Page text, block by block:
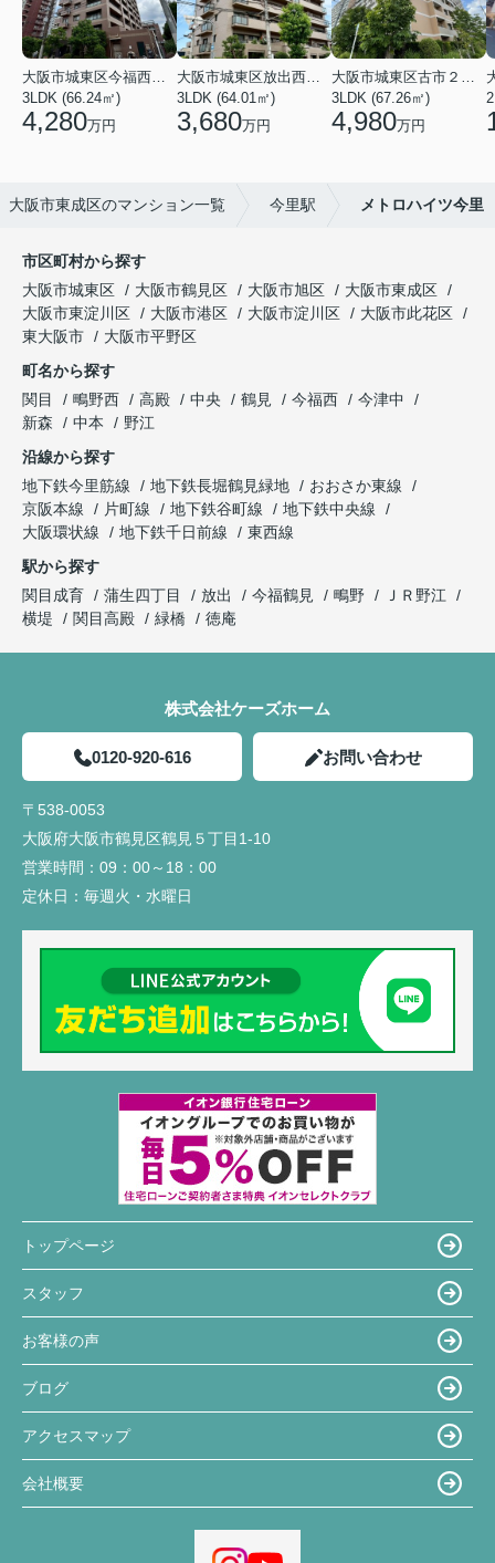
大阪市城東区今福西６丁目
3LDK (66.24㎡)
4,280万円
大阪市城東区放出西１丁目
3LDK (64.01㎡)
3,680万円
大阪市城東区古市２丁目
3LDK (67.26㎡)
4,980万円
大阪市東成区のマンション一覧 今里駅 メトロハイツ今里
市区町村から探す
大阪市城東区
大阪市鶴見区 大阪市旭区
大阪市東成区
大阪市東淀川区
大阪市港区 大阪市淀川区
大阪市此花区
東大阪市
大阪市平野区
町名から探す
関目
鴫野西 高殿 中央 鶴見 今福西
今津中
新森
中本
野江
沿線から探す
地下鉄今里筋線
地下鉄長堀鶴見緑地
おおさか東線
京阪本線
片町線 地下鉄谷町線
地下鉄中央線
大阪環状線
地下鉄千日前線
東西線
駅から探す
関目成育
蒲生四丁目 放出 今福鶴見 鴫野
ＪＲ野江
横堤
関目高殿 緑橋 徳庵
株式会社ケーズホーム
0120-920-616 お問い合わせ
〒538-0053
大阪府大阪市鶴見区鶴見５丁目1-10
営業時間： 09：00～18：00
定休日： 毎週火・水曜日
トップページ
スタッフ
お客様の声
ブログ
アクセスマップ
会社概要